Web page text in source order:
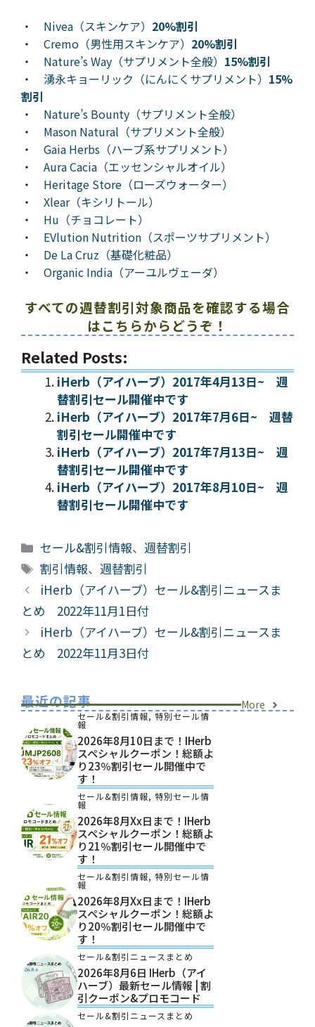
・ Nivea（スキンケア） 20%割引
・ Cremo（男性用スキンケア） 20%割引
・ Nature’s Way（サプリメント全般） 15%割引
・ 湧永キョーリック（にんにくサプリメント） 15%
割引
・ Nature’s Bounty（サプリメント全般）
・ Mason Natural（サプリメント全般）
・ Gaia Herbs（ハーブ系サプリメント）
・ Aura Cacia（エッセンシャルオイル）
・ Heritage Store（ローズウォーター）
・ Xlear（キシリトール）
・ Hu（チョコレート）
・ EVlution Nutrition（スポーツサプリメント）
・ De La Cruz（基礎化粧品）
・ Organic India（アーユルヴェーダ）
すべての週替割引対象商品を確認する場合
はこちらからどうぞ！
Related Posts:
iHerb（アイハーブ）2017年4月13日~ 週
替割引セール開催中です
iHerb（アイハーブ）2017年7月6日~ 週替
割引セール開催中です
iHerb（アイハーブ）2017年7月13日~ 週
替割引セール開催中です
iHerb（アイハーブ）2017年8月10日~ 週
替割引セール開催中です
カ
テ
ゴ
リ
ー
セール&割引情報、週替割引
タ
グ
割引情報、週替割引
iHerb（アイハーブ）セール&割引ニュースま
とめ 2022年11月1日付
iHerb（アイハーブ）セール&割引ニュースま
とめ 2022年11月3日付
最近の記事 More
セール&割引情報, 特別セール情
報
2026年8月10日まで！iHerb
スペシャルクーポン！総額よ
り23％割引セール開催中で
す！
セール&割引情報, 特別セール情
報
2026年8月xx日まで！iHerb
スペシャルクーポン！総額よ
り21％割引セール開催中で
す！
セール&割引情報, 特別セール情
報
2026年8月xx日まで！iHerb
スペシャルクーポン！総額よ
り20％割引セール開催中で
す！
セール&割引ニュースまとめ
2026年8月6日 IHerb（アイ
ハーブ）最新セール情報 | 割
引クーポン&プロモコード
セール&割引ニュースまとめ